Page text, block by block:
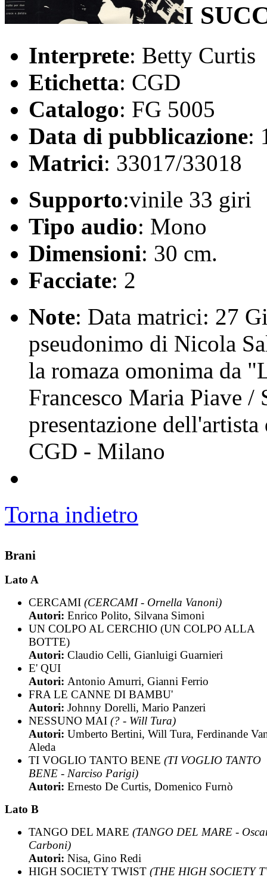
I
Interprete: Betty Curtis
Etichetta: CGD
Catalogo: FG 5005
Data di pubblicazione:
Matrici: 33017/33018
Supporto:vinile 33 giri
Tipo audio: Mono
Dimensioni: 30 cm.
Facciate: 2
Note: Data matrici: 27
pseudonimo di Nicola
la romaza omonima da
Francesco Maria Piave
presentazione
CGD - Milano
Torna indietro
Brani
Lato A
CERCAMI (CERCAMI - Ornella Vanoni)
Autori: Enrico Polito, Silvana Simoni
UN COLPO AL CERCHIO (UN COLPO ALLA
BOTTE)
Autori: Claudio Celli, Gianluigi Guarnieri
E' QUI
Autori: Antonio Amurri, Gianni Ferrio
FRA LE CANNE DI BAMBU'
Autori: Johnny Dorelli, Mario Panzeri
NESSUNO MAI (? - Will Tura)
Autori: Umberto Bertini, Will Tura, Ferdinande
Aleda
TI VOGLIO TANTO BENE (TI VOGLIO TANTO
BENE - Narciso Parigi)
Autori: Ernesto De Curtis, Domenico Furnò
Lato B
TANGO DEL MARE (TANGO DEL MARE -
Carboni)
Autori: Nisa, Gino Redi
HIGH SOCIETY TWIST (THE HIGH SOCIETY